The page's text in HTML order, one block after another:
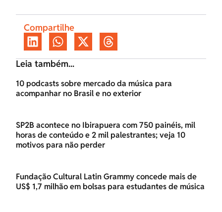
Compartilhe
Leia também...
10 podcasts sobre mercado da música para
acompanhar no Brasil e no exterior
SP2B acontece no Ibirapuera com 750 painéis, mil
horas de conteúdo e 2 mil palestrantes; veja 10
motivos para não perder
Fundação Cultural Latin Grammy concede mais de
US$ 1,7 milhão em bolsas para estudantes de música